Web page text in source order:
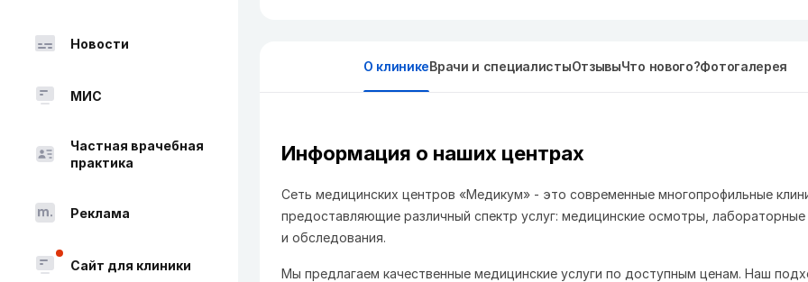
Новости
МИС
Частная врачебная
практика
Реклама
Сайт для клиники
О клиникеВрачи и специалистыОтзывыЧто нового?Фотогалерея
Информация о наших центрах
Сеть медицинских центров «Медикум» - это современные многопрофильные
предоставляющие различный спектр услуг: медицинские осмотры, лабораторные
и обследования.
Мы предлагаем качественные медицинские услуги по доступным ценам. Наш